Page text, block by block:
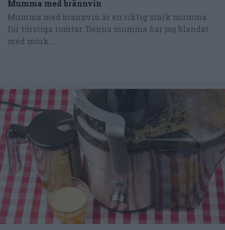
Mumma med brännvin
Mumma med brännvin är en riktig stark mumma
för törstiga tomtar. Denna mumma har jag blandat
med mörk...